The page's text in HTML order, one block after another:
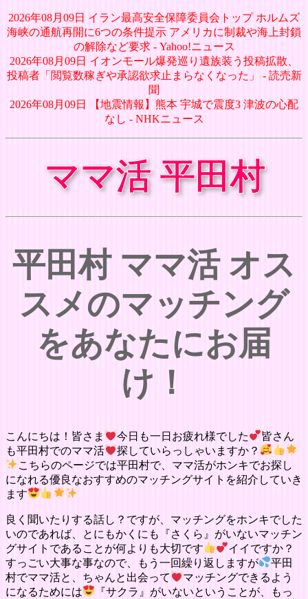
2026年08月09日 イラン最高安全保障委員会トップ ホルムズ
海峡の通航再開に6つの条件提示 アメリカに制裁や海上封鎖
の解除など要求 - Yahoo!ニュース
2026年08月09日 イオンモール爆発巡り遺族装う投稿拡散、
投稿者「閲覧数稼ぎや承認欲求止まらなくなった」 - 読売新
聞
2026年08月09日 【地震情報】熊本 宇城で震度3 津波の心配
なし - NHKニュース
ママ活 平田村
平田村 ママ活 オス
スメのマッチング
をあなたにお届
け！
こんにちは！皆さま 今日も一日お疲れ様でした
皆さん
も平田村でのママ活
探していらっしゃいますか？
こちらのページでは平田村で、ママ活がホンキでお探し
になれる優良なおすすめのマッチングサイトを紹介していき
ます
良く聞いたりする話し？ですが、マッチングをホンキでした
いのであれば、とにもかくにも『さくら』がいないマッチン
グサイトであることが何よりも大切です
イイですか？
すっごい大事な事なので、もう一回繰り返しますが
平田
村でママ活と、ちゃんと出会って
マッチングできるよう
になるためには
『サクラ』がいないということが、もっ